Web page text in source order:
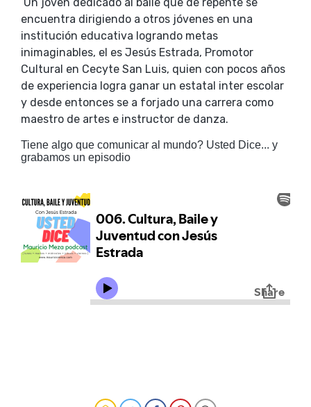
encuentra dirigiendo a otros jóvenes en una
institución educativa logrando metas
inimaginables, el es Jesús Estrada, Promotor
Cultural en Cecyte San Luis, quien con pocos años
de experiencia logra ganar un estatal inter escolar
y desde entonces se a forjado una carrera como
maestro de artes e instructor de danza.
Tiene algo que comunicar al mundo? Usted Dice... y
grabamos un episodio